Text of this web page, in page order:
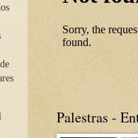
Palestras -